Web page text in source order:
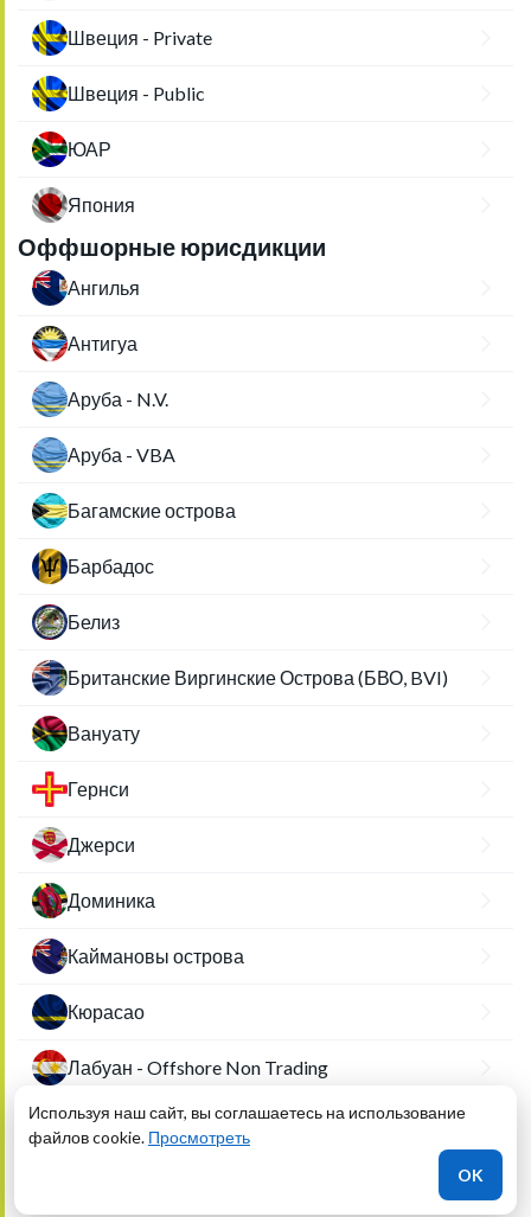
Швеция - Private
Швеция - Public
ЮАР
Япония
Оффшорные юрисдикции
Ангилья
Антигуа
Аруба - N.V.
Аруба - VBA
Багамские острова
Барбадос
Белиз
Британские Виргинские Острова (БВО, BVI)
Вануату
Гернси
Джерси
Доминика
Каймановы острова
Кюрасао
Лабуан - Offshore Non Trading
Лабуан - Offshore Trading
Используя наш сайт, вы соглашаетесь на использование
файлов cookie. Просмотреть
OK